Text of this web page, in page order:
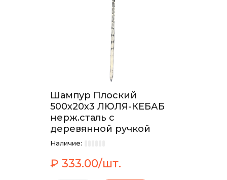
Шампур Плоский
500х20х3 ЛЮЛЯ-КЕБАБ
нерж.сталь с
деревянной ручкой
Наличие:
₽ 333.00/шт.